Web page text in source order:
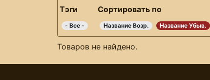
Тэги
- Все -
Сортировать по
Название Возр. Название Убыв.
Товаров не найдено.